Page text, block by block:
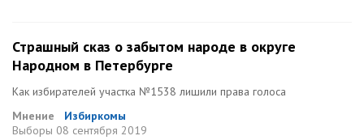
Страшный сказ о забытом народе в округе
Народном в Петербурге
Как избирателей участка №1538 лишили права голоса
Мнение
Избиркомы
Выборы 08 сентября 2019